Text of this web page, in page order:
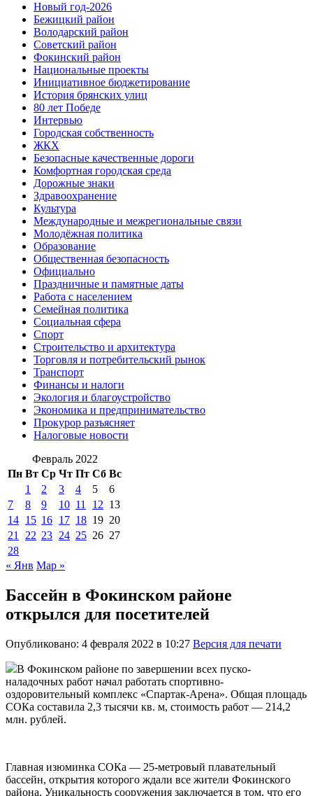
Новый год-2026
Бежицкий район
Володарский район
Советский район
Фокинский район
Национальные проекты
Инициативное бюджетирование
История брянских улиц
80 лет Победе
Интервью
Городская собственность
ЖКХ
Безопасные качественные дороги
Комфортная городская среда
Дорожные знаки
Здравоохранение
Культура
Международные и межрегиональные связи
Молодёжная политика
Образование
Общественная безопасность
Официально
Праздничные и памятные даты
Работа с населением
Семейная политика
Социальная сфера
Спорт
Строительство и архитектура
Торговля и потребительский рынок
Транспорт
Финансы и налоги
Экология и благоустройство
Экономика и предпринимательство
Прокурор разъясняет
Налоговые новости
Февраль 2022
Пн Вт Ср Чт Пт Сб Вс
1
2 3 4 5
6
7
8 9 10 11 12 13
14 15 16 17 18 19 20
21
22 23 24 25 26 27
28
« Янв Мар »
Бассейн в Фокинском районе
открылся для посетителей
Опубликовано: 4 февраля 2022 в 10:27 Версия для печати
В Фокинском районе по завершении всех пуско-
наладочных работ начал работать спортивно-
оздоровительный комплекс «Спартак-Арена». Общая площадь
СОКа составила 2,3 тысячи кв. м, стоимость работ — 214,2
млн. рублей.
Главная изюминка СОКа — 25-метровый плавательный
бассейн, открытия которого ждали все жители Фокинского
района. Уникальность сооружения заключается в том, что его